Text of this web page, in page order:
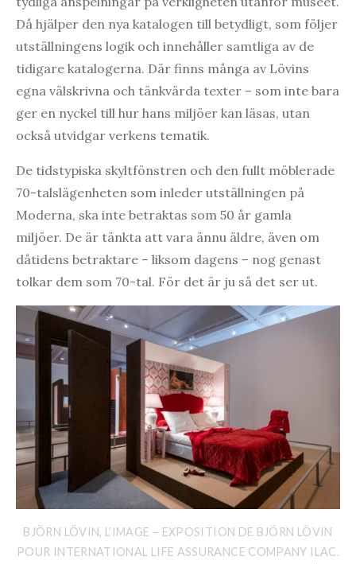
Då hjälper den nya katalogen till betydligt, som följer
utställningens logik och innehåller samtliga av de
tidigare katalogerna. Där finns många av Lövins
egna välskrivna och tänkvärda texter – som inte bara
ger en nyckel till hur hans miljöer kan läsas, utan
också utvidgar verkens tematik.
De tidstypiska skyltfönstren och den fullt möblerade
70-talslägenheten som inleder utställningen på
Moderna, ska inte betraktas som 50 år gamla
miljöer. De är tänkta att vara ännu äldre, även om
dåtidens betraktare – liksom dagens – nog genast
tolkar dem som 70-tal. För det är ju så det ser ut.
BJÖRN LÖVIN, L’IMAGE – EXPOSITION DE BJÖRN LÖVIN
POUR INTERNATIONAL LIFE ASSURANCE COMPANY ILAC.